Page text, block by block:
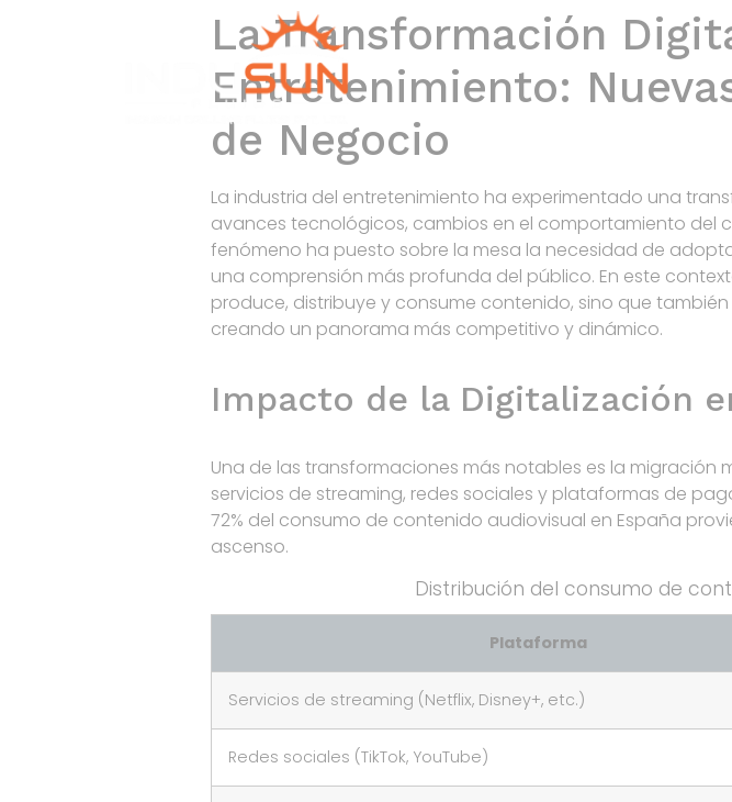
La Transformación
Entretenimiento:
de Negocio
La industria del entretenimiento ha experimentado una
avances tecnológicos, cambios en el comportamiento del
fenómeno ha puesto sobre la mesa la necesidad de
una comprensión más profunda del público. En este
produce, distribuye y consume contenido, sino que
creando un panorama más competitivo y dinámico.
Impacto de la Digitalización
Una de las transformaciones más notables es la
servicios de streaming, redes sociales y plataformas de
72% del consumo de contenido audiovisual en España
ascenso.
Distribución del consumo de
Plataforma
Servicios de streaming (Netflix, Disney+, etc.)
Redes sociales (TikTok, YouTube)